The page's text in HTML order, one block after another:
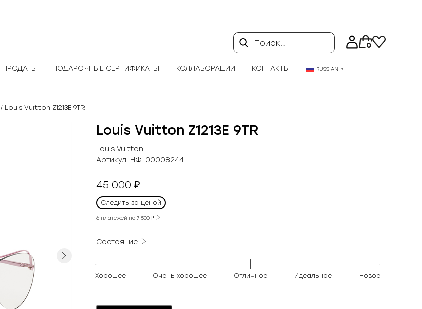
Поиск… 0
ПРОДАТЬ ПОДАРОЧНЫЕ СЕРТИФИКАТЫ КОЛЛАБОРАЦИИ КОНТАКТЫ RUSSIAN ▼
/ Louis Vuitton Z1213E 9TR
Next
Louis Vuitton Z1213E 9TR
Louis Vuitton
Артикул: НФ-00008244
45 000 ₽
Следить за ценой
6 платежей по 7 500 ₽
Состояние
Хорошее Очень хорошее Отличное Идеальное Новое